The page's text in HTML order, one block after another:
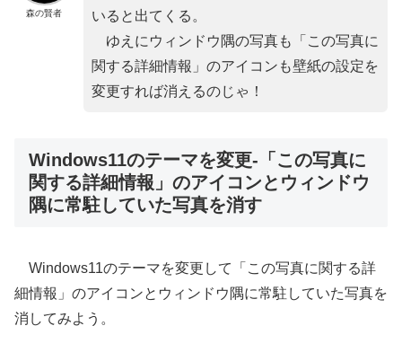
森の賢者
いると出てくる。
ゆえにウィンドウ隅の写真も「この写真に
関する詳細情報」のアイコンも壁紙の設定を
変更すれば消えるのじゃ！
Windows11のテーマを変更-「この写真に
関する詳細情報」のアイコンとウィンドウ
隅に常駐していた写真を消す
Windows11のテーマを変更して「この写真に関する詳
細情報」のアイコンとウィンドウ隅に常駐していた写真を
消してみよう。